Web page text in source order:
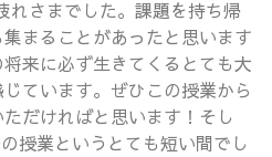
れさまでした。課題を持ち帰
まることがあったと思います
来に必ず生きてくるとても大
ています。ぜひこの授業から
だければと思います！そし
授業というとても短い間でし